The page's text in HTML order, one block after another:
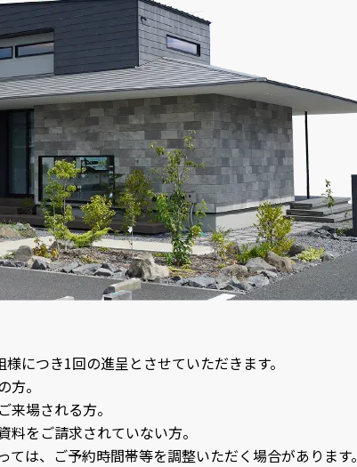
につき1回の進呈とさせていただきます。
。
場される方。
をご請求されていない方。
は、ご予約時間帯等を調整いただく場合があります。